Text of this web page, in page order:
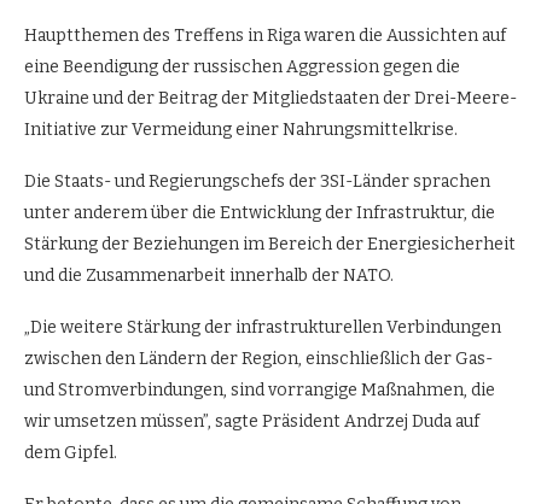
Hauptthemen des Treffens in Riga waren die Aussichten auf
eine Beendigung der russischen Aggression gegen die
Ukraine und der Beitrag der Mitgliedstaaten der Drei-Meere-
Initiative zur Vermeidung einer Nahrungsmittelkrise.
Die Staats- und Regierungschefs der 3SI-Länder sprachen
unter anderem über die Entwicklung der Infrastruktur, die
Stärkung der Beziehungen im Bereich der Energiesicherheit
und die Zusammenarbeit innerhalb der NATO.
„Die weitere Stärkung der infrastrukturellen Verbindungen
zwischen den Ländern der Region, einschließlich der Gas-
und Stromverbindungen, sind vorrangige Maßnahmen, die
wir umsetzen müssen”, sagte Präsident Andrzej Duda auf
dem Gipfel.